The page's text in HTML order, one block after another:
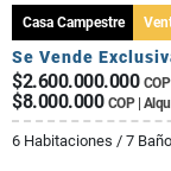
Casa Campestre
Se Vende
$2.600.000.000
$8.000.000 COP |
6 Habitaciones / 7